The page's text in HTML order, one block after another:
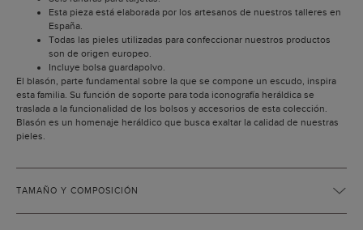
Esta pieza está elaborada por los artesanos de nuestros talleres en
España.
Todas las pieles utilizadas para confeccionar nuestros productos
son de origen europeo.
Incluye bolsa guardapolvo.
El blasón, parte fundamental sobre la que se compone un escudo, inspira
esta familia. Su función de soporte para toda iconografía heráldica se
traslada a la funcionalidad de los bolsos y accesorios de esta colección.
Blasón es un homenaje heráldico que busca exaltar la calidad de nuestras
pieles.
TAMAÑO Y COMPOSICIÓN